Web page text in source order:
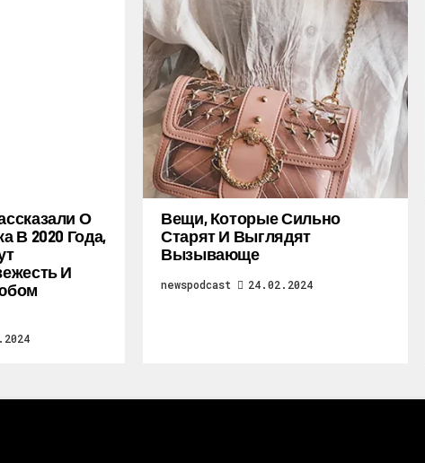
О
В 2020 Года,
И
Вещи, Которые Сильно
Старят И Выглядят
Вызывающе
newspodcast 24.02.2024